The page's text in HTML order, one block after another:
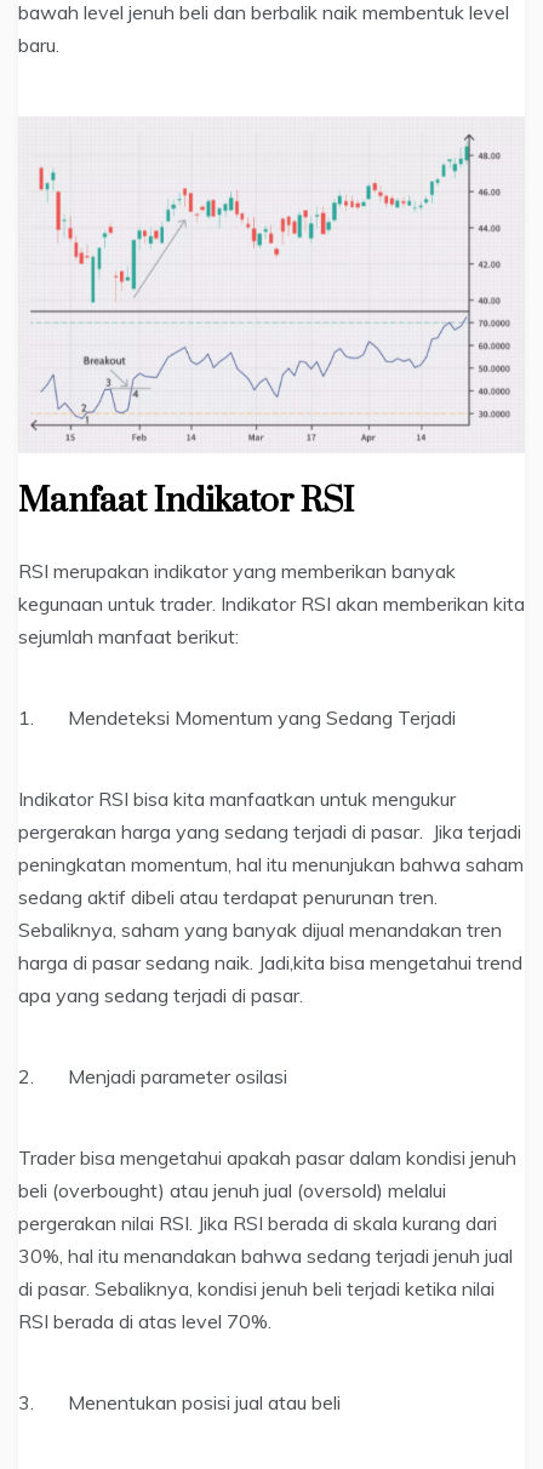
bawah level jenuh beli dan berbalik naik membentuk level
baru.
Manfaat Indikator RSI
RSI merupakan indikator yang memberikan banyak
kegunaan untuk trader. Indikator RSI akan memberikan kita
sejumlah manfaat berikut:
1. Mendeteksi Momentum yang Sedang Terjadi
Indikator RSI bisa kita manfaatkan untuk mengukur
pergerakan harga yang sedang terjadi di pasar. Jika terjadi
peningkatan momentum, hal itu menunjukan bahwa saham
sedang aktif dibeli atau terdapat penurunan tren.
Sebaliknya, saham yang banyak dijual menandakan tren
harga di pasar sedang naik. Jadi,kita bisa mengetahui trend
apa yang sedang terjadi di pasar.
2. Menjadi parameter osilasi
Trader bisa mengetahui apakah pasar dalam kondisi jenuh
beli (overbought) atau jenuh jual (oversold) melalui
pergerakan nilai RSI. Jika RSI berada di skala kurang dari
30%, hal itu menandakan bahwa sedang terjadi jenuh jual
di pasar. Sebaliknya, kondisi jenuh beli terjadi ketika nilai
RSI berada di atas level 70%.
3. Menentukan posisi jual atau beli